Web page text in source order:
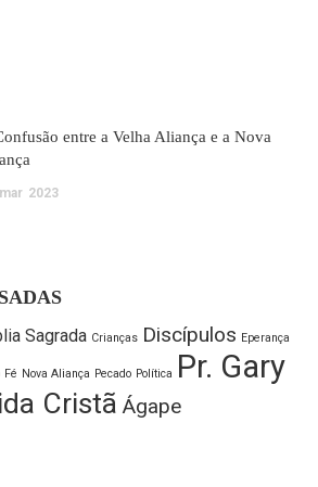
entre a Velha Aliança e a Nova
mar 2023
Sagrada Crianças Discípulos Eperança
Fé Nova Aliança Pecado Política Pr. Gary
Cristã Ágape